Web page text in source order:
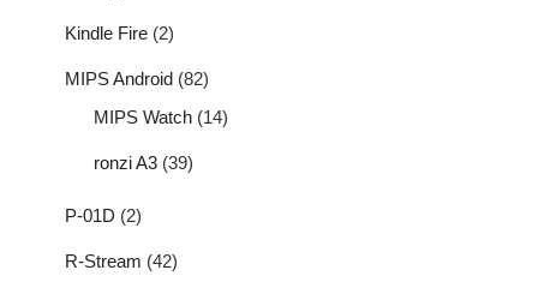
Kindle Fire (2)
MIPS Android (82)
MIPS Watch (14)
ronzi A3 (39)
P-01D (2)
R-Stream (42)